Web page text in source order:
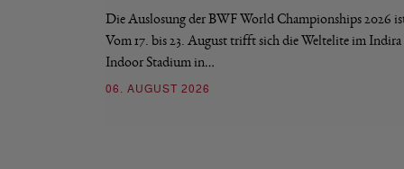
Die Auslosung der BWF World Championships 2026
Vom 17. bis 23. August trifft sich die Weltelite im
Indoor Stadium in…
06. AUGUST 2026